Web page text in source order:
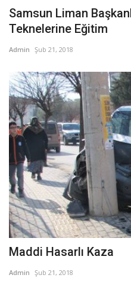
Samsun Liman
Teknelerine Eğitim
Admin Şub 21, 2018
Maddi Hasarlı Kaza
Admin Şub 21, 2018